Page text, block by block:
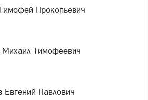
Прокопьевич
Михаил Тимофеевич
Евгений Павлович